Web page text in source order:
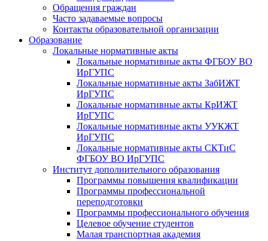
Обращения граждан
Часто задаваемые вопросы
Контакты образовательной организации
Образование
Локальные нормативные акты
Локальные нормативные акты ФГБОУ ВО
ИрГУПС
Локальные нормативные акты ЗабИЖТ
ИрГУПС
Локальные нормативные акты КрИЖТ
ИрГУПС
Локальные нормативные акты УУКЖТ
ИрГУПС
Локальные нормативные акты СКТиС
ФГБОУ ВО ИрГУПС
Институт дополнительного образования
Программы повышения квалификации
Программы профессиональной
переподготовки
Программы профессионального обучения
Целевое обучение студентов
Малая транспортная академия